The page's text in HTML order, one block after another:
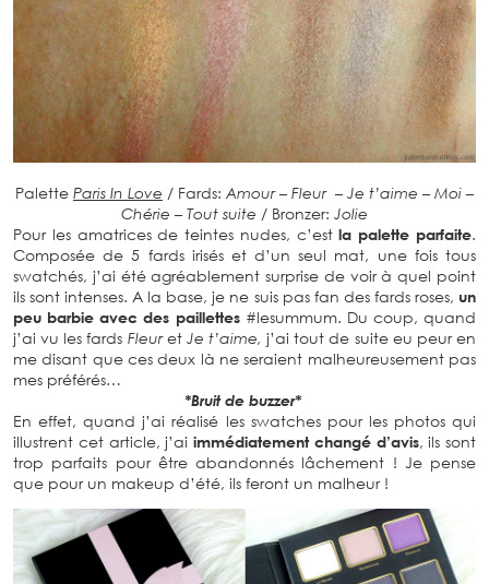
Palette Paris In Love / Fards: Amour – Fleur – Je t’aime – Moi –
Chérie – Tout suite / Bronzer: Jolie
Pour les amatrices de teintes nudes, c’estla palette parfaite.
Composée de 5 fards irisés et d’un seul mat, une fois tous
swatchés, j’ai été agréablement surprise de voir à quel point
ils sont intenses. A la base, je ne suis pas fan des fards roses, un
peu barbie avec des paillettes#lesummum. Du coup, quand
j’ai vu les fards Fleuret Je t’aime, j’ai tout de suite eu peur en
me disant que ces deux là ne seraient malheureusement pas
mes préférés…
*Bruit de buzzer*
En effet, quand j’ai réalisé les swatches pour les photos qui
illustrent cet article, j’ai immédiatement changé d’avis, ils sont
trop parfaits pour être abandonnés lâchement ! Je pense
que pour un makeup d’été, ils feront un malheur !